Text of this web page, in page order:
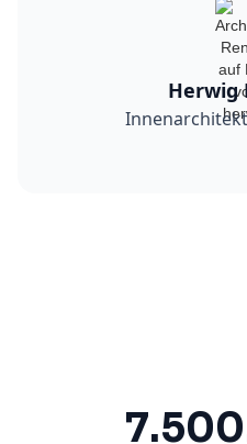
Herwig